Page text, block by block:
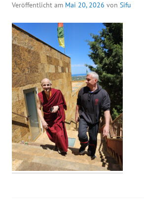
Veröffentlicht am Mai 20, 2026 von Sifu